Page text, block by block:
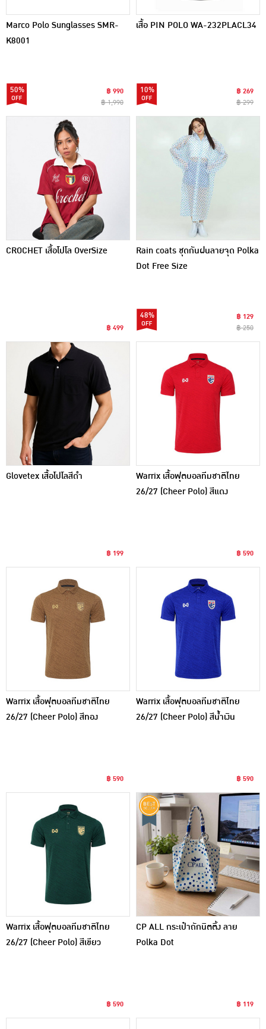
Marco Polo Sunglasses SMR-
K8001
50%
฿ 990
฿ 1,990
เสื้อ PIN POLO WA-232PLACL34
10%
฿ 269
฿ 299
CROCHET เสื้อโปโล OverSize
฿ 499
Rain coats ชุดกันฝนลายจุด Polka
Dot Free Size
48%
฿ 129
฿ 250
Glovetex เสื้อโปโลสีดำ
฿ 199
Warrix เสื้อฟุตบอลทีมชาติไทย
26/27 (Cheer Polo) สีแดง
฿ 590
Warrix เสื้อฟุตบอลทีมชาติไทย
26/27 (Cheer Polo) สีทอง
฿ 590
Warrix เสื้อฟุตบอลทีมชาติไทย
26/27 (Cheer Polo) สีน้ำเงิน
฿ 590
Warrix เสื้อฟุตบอลทีมชาติไทย
26/27 (Cheer Polo) สีเขียว
฿ 590
CP ALL กระเป๋าถักนิตติ้ง ลาย
Polka Dot
฿ 119